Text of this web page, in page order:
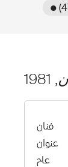
, 1981
فنان
عنوان
عام